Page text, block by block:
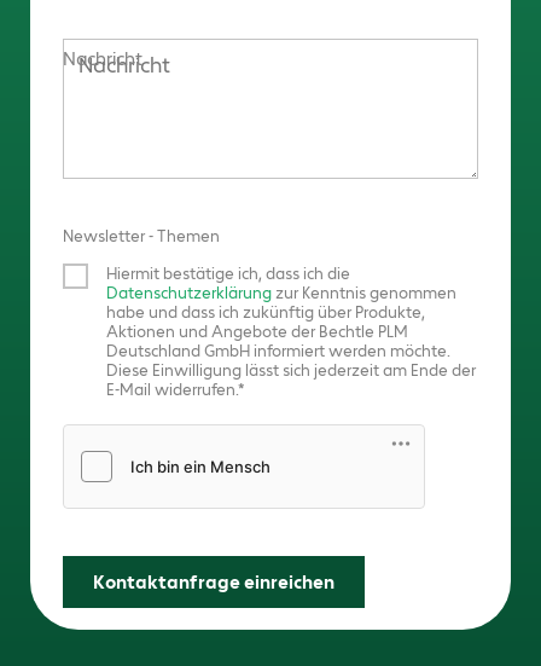
Nachricht
Newsletter - Themen
Hiermit bestätige ich, dass ich die
Datenschutzerklärungzur Kenntnis genommen
habe und dass ich zukünftig über Produkte,
Aktionen und Angebote der Bechtle PLM
Deutschland GmbH informiert werden möchte.
Diese Einwilligung lässt sich jederzeit am Ende der
E-Mail widerrufen.
Kontaktanfrage einreichen